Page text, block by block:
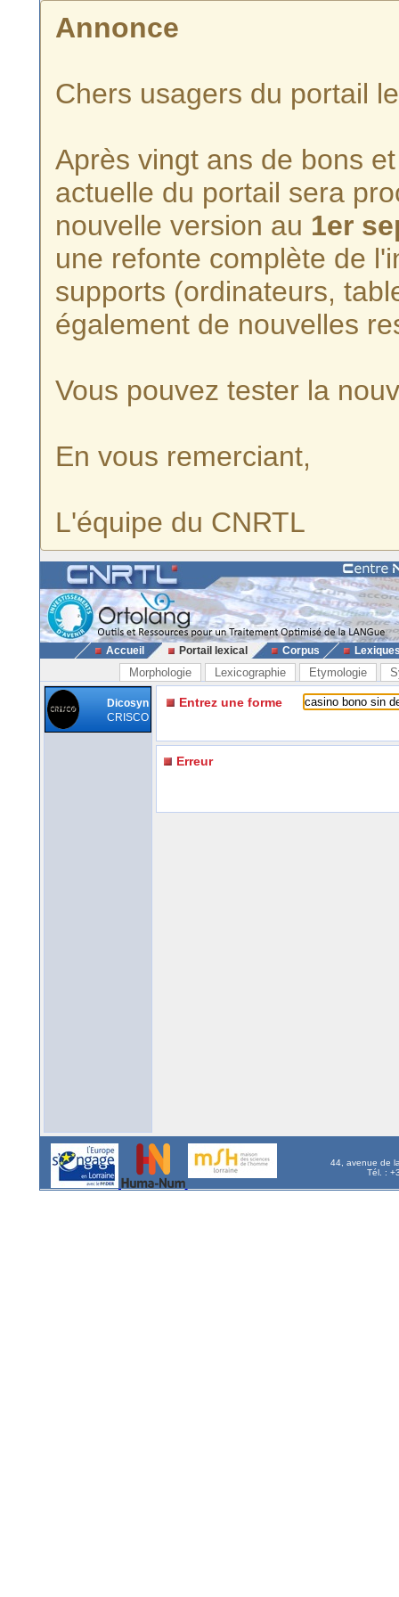
Annonce
Chers usagers du portail
Après vingt ans de bons
actuelle du portail sera
nouvelle version au 1er
une refonte complète de
supports (ordinateurs,
également de nouvelles
Vous pouvez tester la
En vous remerciant,
L'équipe du CNRTL
Accueil Portail lexical Corpus
Morphologie Lexicographie Etymologie
Dicosyn
CRISCO
Entrez une forme
Erreur
44, avenue de
Tél. :